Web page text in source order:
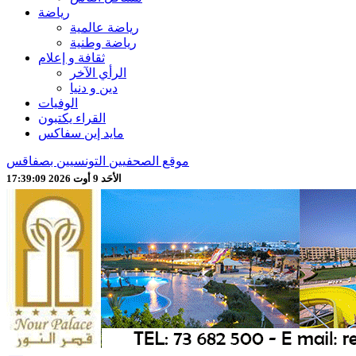
رياضة
رياضة عالمية
رياضة وطنية
ثقافة و إعلام
الرأي الآخر
دين و دنيا
الوفيات
القراء يكتبون
مايد إين سفاكس
موقع الصحفيين التونسيين بصفاقس
الأحَد 9 أوت 2026 17:39:11